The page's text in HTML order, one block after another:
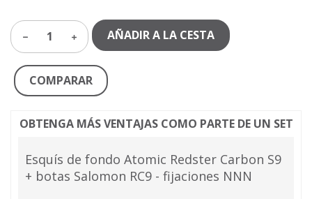
1 AÑADIR A LA CESTA
COMPARAR
OBTENGA MÁS VENTAJAS COMO PARTE DE UN SET
Esquís de fondo Atomic Redster Carbon S9
+ botas Salomon RC9 - fijaciones NNN